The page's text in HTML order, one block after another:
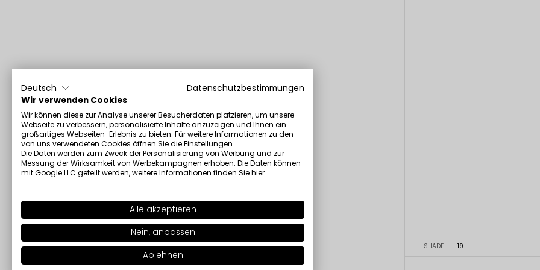
SHADE 19
Deutsch
Datenschutzbestimmungen
Wir verwenden Cookies
Wir können diese zur Analyse unserer Besucherdaten platzieren, um unsere
Webseite zu verbessern, personalisierte Inhalte anzuzeigen und Ihnen ein
großartiges Webseiten-Erlebnis zu bieten. Für weitere Informationen zu den
von uns verwendeten Cookies öffnen Sie die Einstellungen.
Die Daten werden zum Zweck der Personalisierung von Werbung und zur
Messung der Wirksamkeit von Werbekampagnen erhoben. Die Daten können
mit Google LLC geteilt werden, weitere Informationen finden Siehier.
Alle akzeptieren
Nein, anpassen
Ablehnen